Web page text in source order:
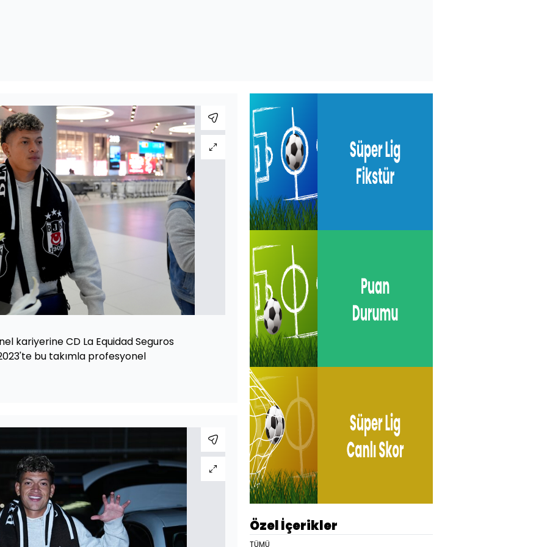
kariyerine CD La Equidad Seguros
bu takımla profesyonel
Özel İçerikler
TÜMÜ